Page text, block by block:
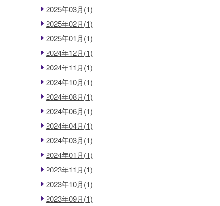
2025年03月(1)
2025年02月(1)
2025年01月(1)
2024年12月(1)
2024年11月(1)
2024年10月(1)
2024年08月(1)
2024年06月(1)
2024年04月(1)
2024年03月(1)
2024年01月(1)
2023年11月(1)
2023年10月(1)
2023年09月(1)